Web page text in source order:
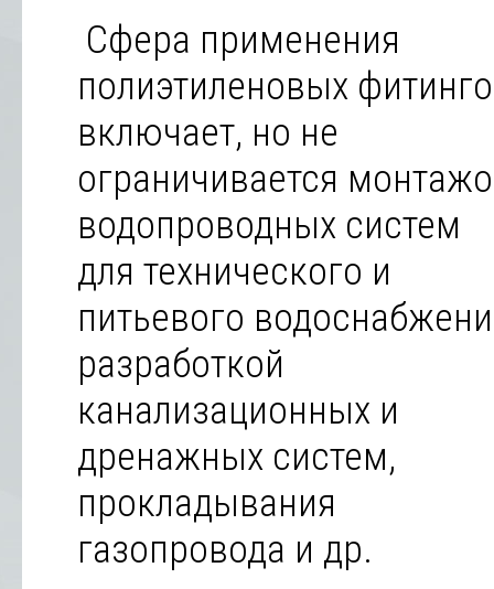
Сфера применения
полиэтиленовых
включает, но не
ограничивается
водопроводных систем
для технического и
питьевого
разработкой
канализационных и
дренажных систем,
прокладывания
газопровода и др.